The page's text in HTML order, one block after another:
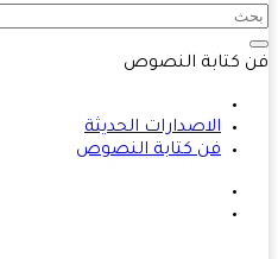
كتابة النصوص
الاصدارات الحديثة
فن كتابة النصوص